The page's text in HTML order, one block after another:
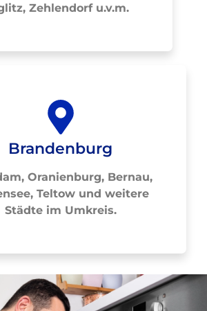
Zehlendorf u.v.m.
Brandenburg
Oranienburg, Bernau,
Teltow und weitere
Städte im Umkreis.